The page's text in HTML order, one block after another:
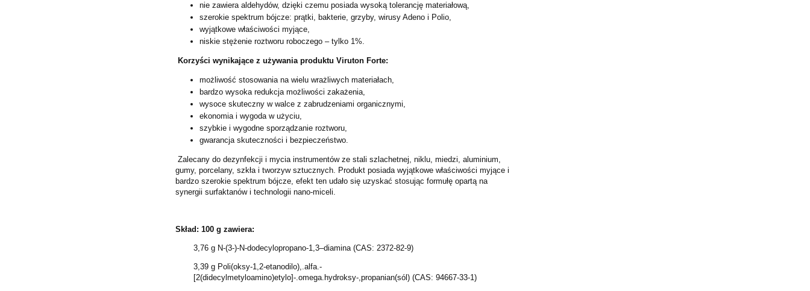
nie zawiera aldehydów, dzięki czemu posiada wysoką tolerancję materiałową,
szerokie spektrum bójcze: prątki, bakterie, grzyby, wirusy Adeno i Polio,
wyjątkowe właściwości myjące,
niskie stężenie roztworu roboczego – tylko 1%.
Korzyści wynikające z używania produktu Viruton Forte:
możliwość stosowania na wielu wrażliwych materiałach,
bardzo wysoka redukcja możliwości zakażenia,
wysoce skuteczny w walce z zabrudzeniami organicznymi,
ekonomia i wygoda w użyciu,
szybkie i wygodne sporządzanie roztworu,
gwarancja skuteczności i bezpieczeństwo.
Zalecany do dezynfekcji i mycia instrumentów ze stali szlachetnej, niklu, miedzi, aluminium,
gumy, porcelany, szkła i tworzyw sztucznych. Produkt posiada wyjątkowe właściwości myjące i
bardzo szerokie spektrum bójcze, efekt ten udało się uzyskać stosując formułę opartą na
synergii surfaktanów i technologii nano-miceli.
Skład: 100 g zawiera:
3,76 g N-(3-)-N-dodecylopropano-1,3–diamina (CAS: 2372-82-9)
3,39 g Poli(oksy-1,2-etanodilo),.alfa.-
[2(didecylmetyloamino)etylo]-.omega.hydroksy-,propanian(sól) (CAS: 94667-33-1)